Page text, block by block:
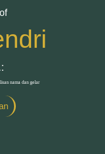
nama dan gelar